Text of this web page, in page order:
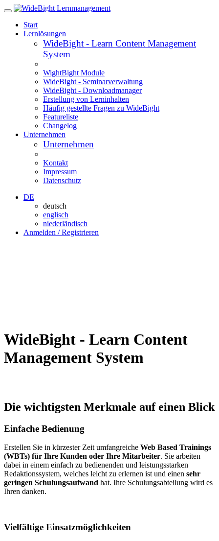
Start
Lernlösungen
WideBight - Learn Content Management
System
WightBight Module
WideBight - Seminarverwaltung
WideBight - Downloadmanager
Erstellung von Lerninhalten
Häufig gestellte Fragen zu WideBight
Featureliste
Changelog
Unternehmen
Unternehmen
Kontakt
Impressum
Datenschutz
DE
deutsch
englisch
niederländisch
Anmelden / Registrieren
WideBight - Learn Content
Management System
Die wichtigsten Merkmale auf einen Blick
Einfache Bedienung
Erstellen Sie in kürzester Zeit umfangreiche Web Based Trainings
(WBTs) für Ihre Kunden oder Ihre Mitarbeiter. Sie arbeiten
dabei in einem einfach zu bedienenden und leistungsstarken
Redaktionssystem, welches leicht zu erlernen ist und einen sehr
geringen Schulungsaufwand hat. Ihre Schulungsabteilung wird es
Ihren danken.
Vielfältige Einsatzmöglichkeiten